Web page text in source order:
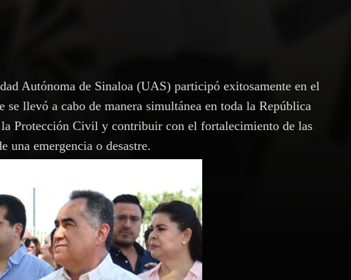
Autónoma de Sinaloa (UAS) participó exitosamente en el
llevó a cabo de manera simultánea en toda la República
Protección Civil y contribuir con el fortalecimiento de las
una emergencia o desastre.